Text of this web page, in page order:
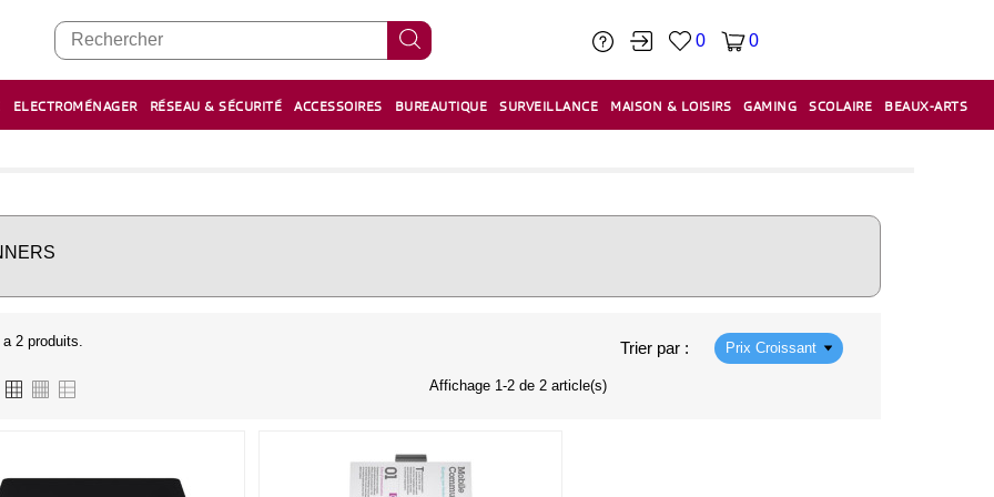
0 0
ELECTROMÉNAGER RÉSEAU & SÉCURITÉ ACCESSOIRES BUREAUTIQUE SURVEILLANCE MAISON & LOISIRS GAMING SCOLAIRE BEAUX-ARTS
a 2 produits. Trier par : Prix Croissant
Affichage 1-2 de 2 article(s)